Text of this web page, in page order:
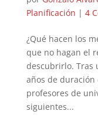
Planificación | 4
¿Qué hacen los
que no hagan el
descubrirlo. Tras
años de
profesores de
siguientes...